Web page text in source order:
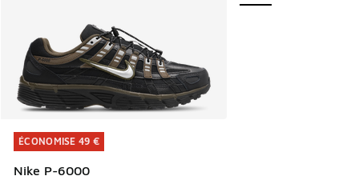
ÉCONOMISE 49 €
Nike P-6000
ÉCONOMISE 49 €